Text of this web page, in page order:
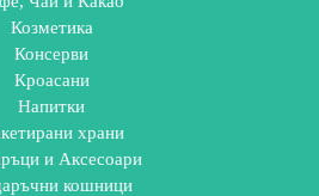
Козметика
Консерви
Кроасани
Напитки
храни
и Аксесоари
кошници